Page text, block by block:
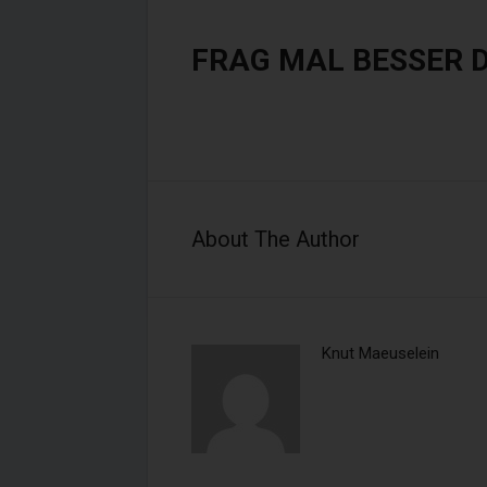
FRAG MAL BESSER
About The Author
Knut Maeuselein
Registernummern im